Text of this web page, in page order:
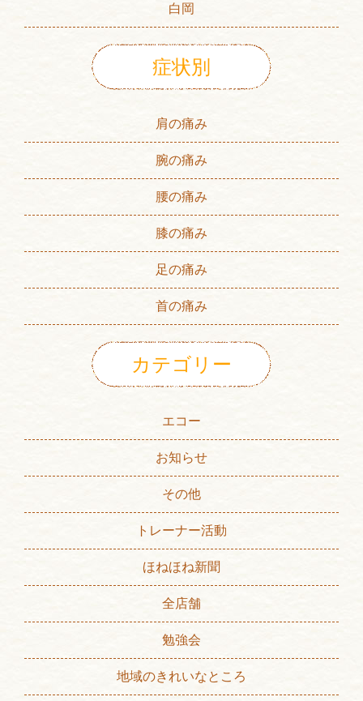
白岡
症状別
肩の痛み
腕の痛み
腰の痛み
膝の痛み
足の痛み
首の痛み
カテゴリー
エコー
お知らせ
その他
トレーナー活動
ほねほね新聞
全店舗
勉強会
地域のきれいなところ